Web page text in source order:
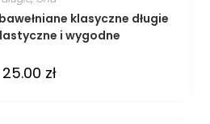
klasyczne długie
i wygodne
25.00 zł